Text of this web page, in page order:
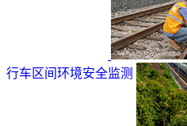
行车区间环境安全监测